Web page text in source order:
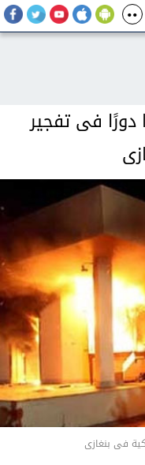
دورًا فى تفجير
فى بنغازى